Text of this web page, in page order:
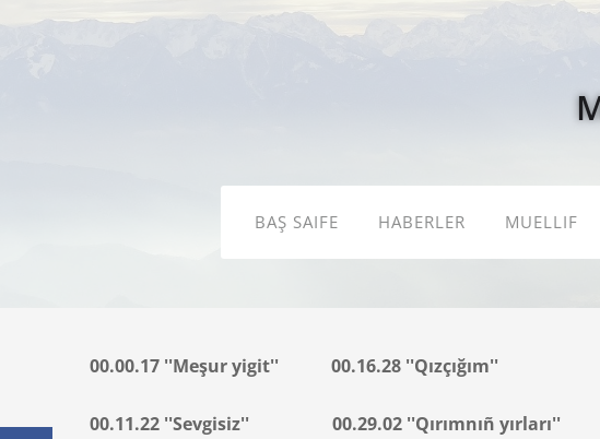
BAŞ SAIFE HABERLER MUELLIF
00.00.17 ''Meşur yigit'' 00.16.28 ''Qızçığım''
00.11.22 ''Sevgisiz'' 00.29.02 ''Qırımnıñ yırları''